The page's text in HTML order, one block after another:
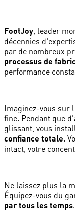
FootJoy , leader
décennies
par de nombreux
processus de
performance
Imaginez-vous sur
fine. Pendant que
glissant, vous
confiance totale.
intact, votre
Ne laissez plus la
Équipez-vous du
par tous les temps